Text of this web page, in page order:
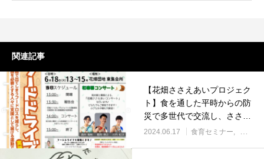
関連記事
【花畑ささえあいプロジェク
ト】食を通した平時からの防
災で多世代で交流し、ささえ
あう
2024.06.17 食育セミナー イベン